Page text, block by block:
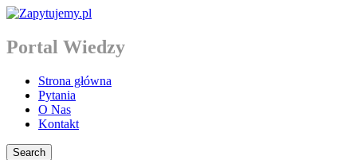
Portal Wiedzy
Strona główna
Pytania
O Nas
Kontakt